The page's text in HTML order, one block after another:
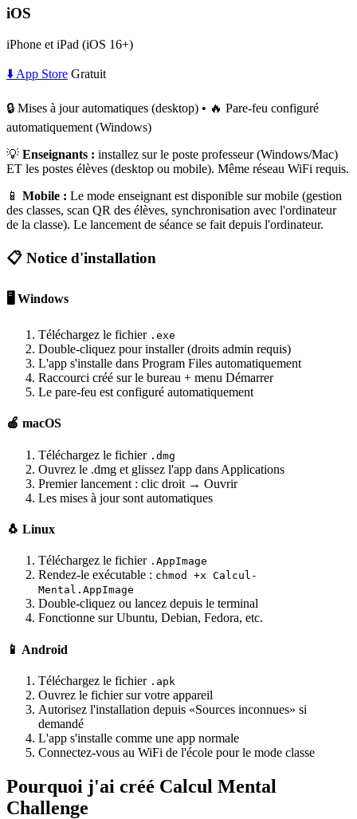
iOS
iPhone et iPad (iOS 16+)
⬇️ App Store Gratuit
🔒 Mises à jour automatiques (desktop) • 🔥 Pare-feu configuré
automatiquement (Windows)
💡 Enseignants : installez sur le poste professeur (Windows/Mac)
ET les postes élèves (desktop ou mobile). Même réseau WiFi requis.
📱 Mobile : Le mode enseignant est disponible sur mobile (gestion
des classes, scan QR des élèves, synchronisation avec l'ordinateur
de la classe). Le lancement de séance se fait depuis l'ordinateur.
📋 Notice d'installation
🖥️ Windows
Téléchargez le fichier .exe
Double-cliquez pour installer (droits admin requis)
L'app s'installe dans Program Files automatiquement
Raccourci créé sur le bureau + menu Démarrer
Le pare-feu est configuré automatiquement
🍎 macOS
Téléchargez le fichier .dmg
Ouvrez le .dmg et glissez l'app dans Applications
Premier lancement : clic droit → Ouvrir
Les mises à jour sont automatiques
🐧 Linux
Téléchargez le fichier .AppImage
Rendez-le exécutable : chmod +x Calcul-
Mental.AppImage
Double-cliquez ou lancez depuis le terminal
Fonctionne sur Ubuntu, Debian, Fedora, etc.
📱 Android
Téléchargez le fichier .apk
Ouvrez le fichier sur votre appareil
Autorisez l'installation depuis «Sources inconnues» si
demandé
L'app s'installe comme une app normale
Connectez-vous au WiFi de l'école pour le mode classe
Pourquoi j'ai créé Calcul Mental
Challenge